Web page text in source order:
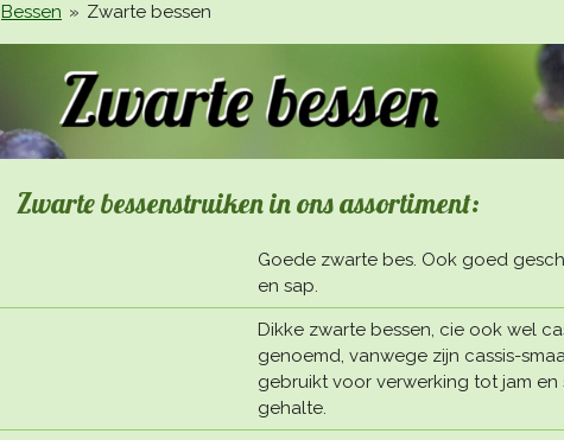
Bessen » Zwarte bessen
Zwarte bessenstruiken in ons assortiment:
Goede zwarte bes. Ook goed
en sap.
Dikke zwarte bessen, cie ook wel
genoemd, vanwege zijn cassis-
gebruikt voor verwerking tot jam en
gehalte.